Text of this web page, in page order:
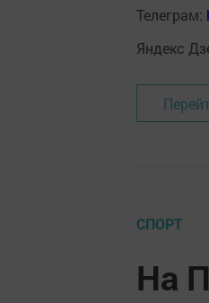
Телеграм:
Яндекс
СПОРТ
На